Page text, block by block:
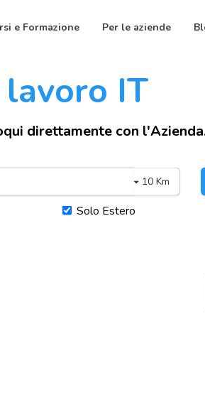
e Formazione Per le aziende
IT
direttamente con
10 Km
Solo Estero